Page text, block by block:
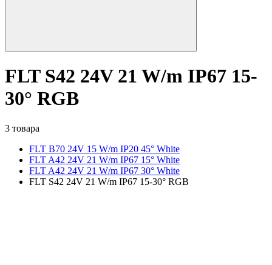
FLT S42 24V 21 W/m IP67 15-
30° RGB
3 товара
FLT B70 24V 15 W/m IP20 45° White
FLT A42 24V 21 W/m IP67 15° White
FLT A42 24V 21 W/m IP67 30° White
FLT S42 24V 21 W/m IP67 15-30° RGB